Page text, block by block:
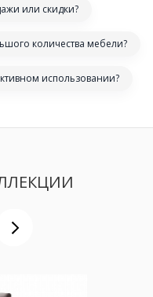
или скидки?
количества мебели?
использовании?